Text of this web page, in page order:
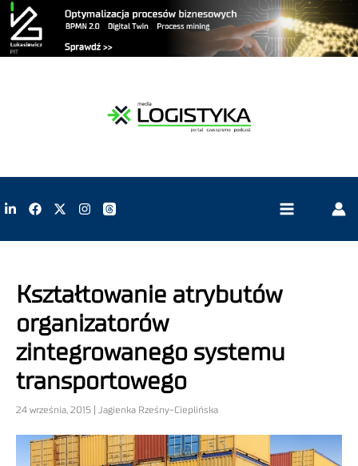
Kształtowanie atrybutów
organizatorów
zintegrowanego systemu
transportowego
24 września, 2015 | Jagienka Rześny-Cieplińska